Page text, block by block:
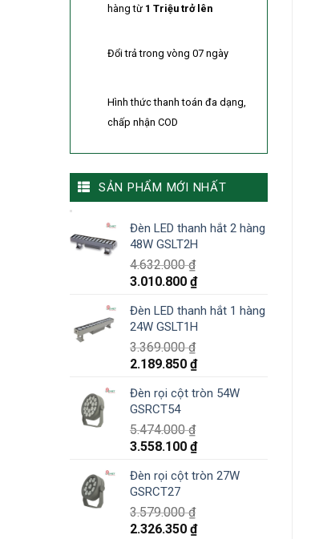
hàng từ 1 Triệu trở lên
Đổi trả trong vòng 07 ngày
Hình thức thanh toán đa dạng,
chấp nhận COD
SẢN PHẨM MỚI NHẤT
Đèn LED thanh hắt 2 hàng
48W GSLT2H
4.632.000₫
3.010.800 ₫
Đèn LED thanh hắt 1 hàng
24W GSLT1H
3.369.000₫
2.189.850 ₫
Đèn rọi cột tròn 54W
GSRCT54
5.474.000₫
3.558.100 ₫
Đèn rọi cột tròn 27W
GSRCT27
3.579.000₫
2.326.350 ₫